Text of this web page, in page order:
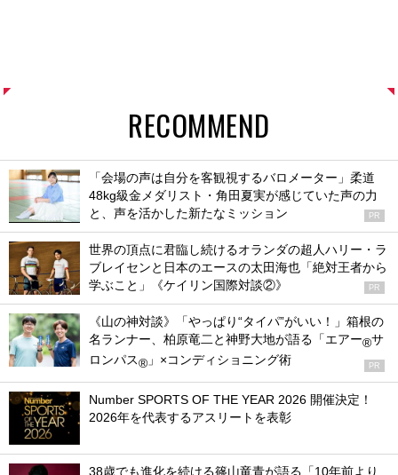
RECOMMEND
「会場の声は自分を客観視するバロメーター」柔道
48kg級金メダリスト・角田夏実が感じていた声の力
と、声を活かした新たなミッション
PR
世界の頂点に君臨し続けるオランダの超人ハリー・ラ
ブレイセンと日本のエースの太田海也「絶対王者から
学ぶこと」《ケイリン国際対談②》
PR
《山の神対談》「やっぱり“タイパ”がいい！」箱根の
名ランナー、柏原竜二と神野大地が語る「エアー®サ
ロンパス® 」×コンディショニング術 PR
Number SPORTS OF THE YEAR 2026 開催決定！
2026年を代表するアスリートを表彰
38歳でも進化を続ける篠山竜青が語る「10年前より